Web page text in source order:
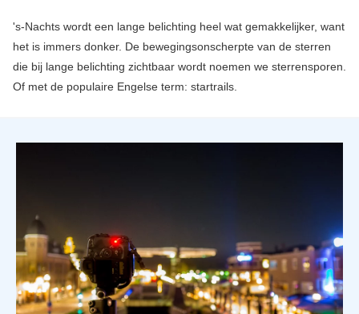
's-Nachts wordt een lange belichting heel wat gemakkelijker, want
het is immers donker. De bewegingsonscherpte van de sterren
die bij lange belichting zichtbaar wordt noemen we sterrensporen.
Of met de populaire Engelse term: startrails.